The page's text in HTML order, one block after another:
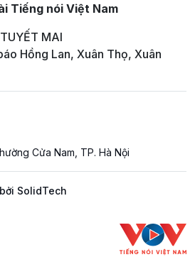
Tiếng nói Việt Nam
MAI
Hồng Lan, Xuân Thọ, Xuân
Cửa Nam, TP. Hà Nội
SolidTech